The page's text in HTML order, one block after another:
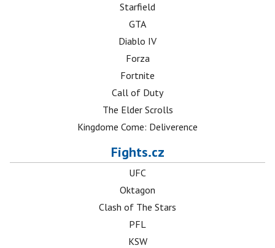
Starfield
GTA
Diablo IV
Forza
Fortnite
Call of Duty
The Elder Scrolls
Kingdome Come: Deliverence
Fights.cz
UFC
Oktagon
Clash of The Stars
PFL
KSW